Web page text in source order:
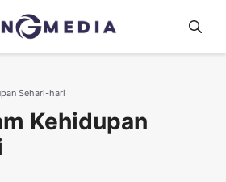
Sehari-hari
Kehidupan